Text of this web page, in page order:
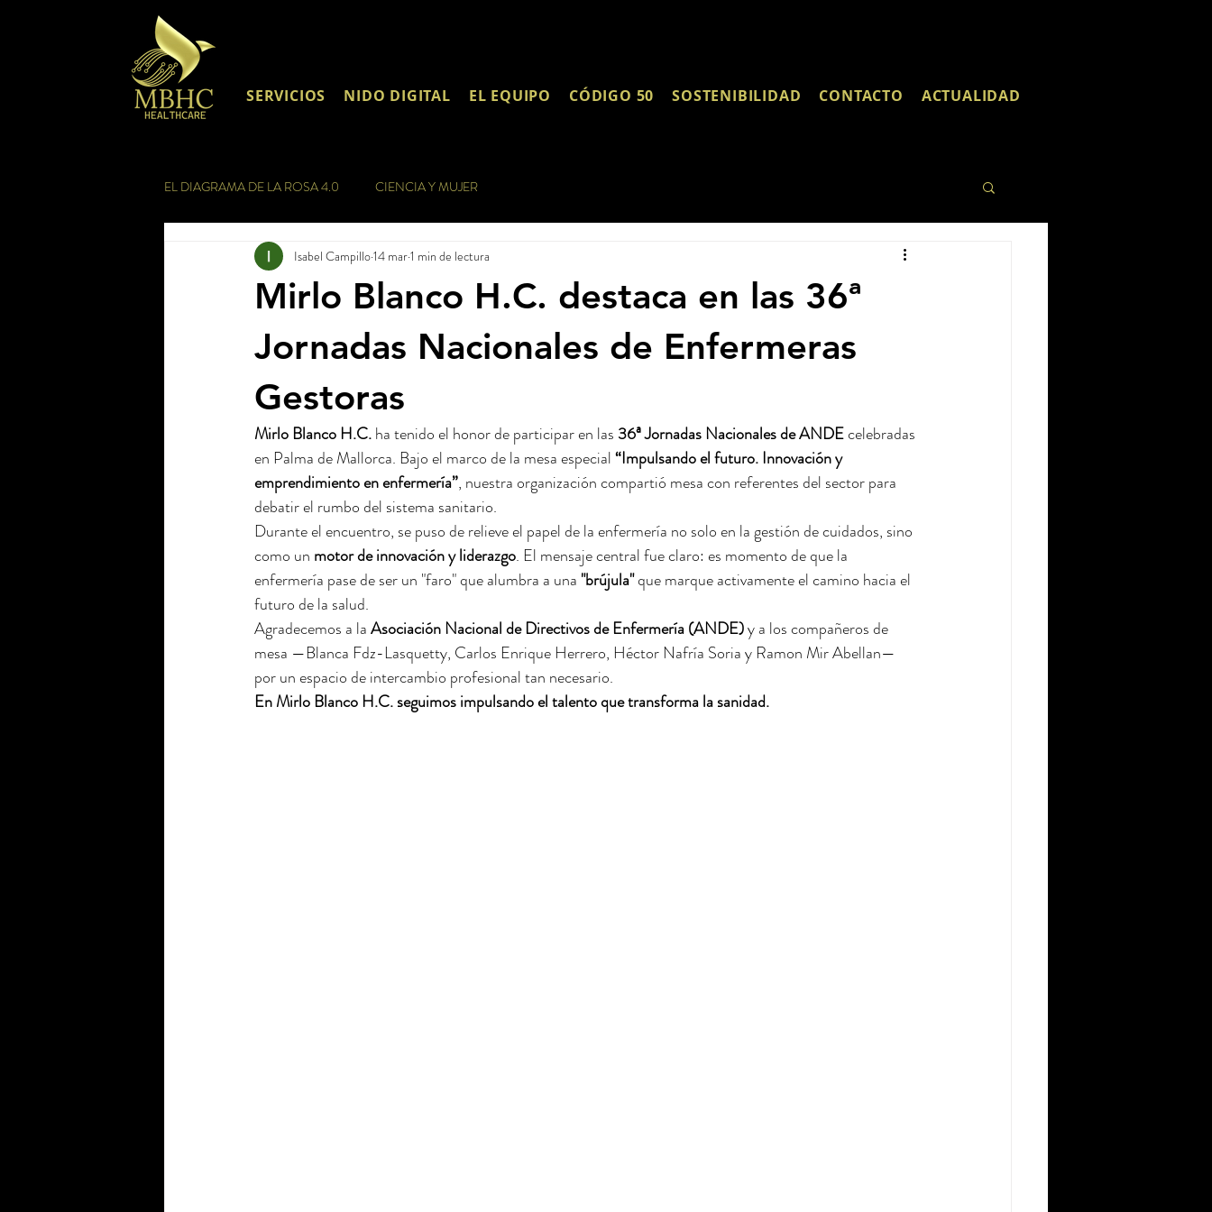
SERVICIOS NIDO DIGITAL EL EQUIPO CÓDIGO 50 SOSTENIBILIDAD CONTACTO ACTUALIDAD
EL DIAGRAMA DE LA ROSA 4.0 CIENCIA Y MUJER
Mirlo Blanco H.C. destaca en las 36ª
Jornadas Nacionales de Enfermeras
Gestoras
Isabel Campillo14 mar1 min de lectura
Mirlo Blanco H.C. ha tenido el honor de participar en las 36ª Jornadas Nacionales de ANDE celebradas
en Palma de Mallorca. Bajo el marco de la mesa especial “Impulsando el futuro. Innovación y
emprendimiento en enfermería”, nuestra organización compartió mesa con referentes del sector para
debatir el rumbo del sistema sanitario.
Durante el encuentro, se puso de relieve el papel de la enfermería no solo en la gestión de cuidados, sino
como un motor de innovación y liderazgo. El mensaje central fue claro: es momento de que la
enfermería pase de ser un "faro" que alumbra a una "brújula" que marque activamente el camino hacia el
futuro de la salud.
Agradecemos a la Asociación Nacional de Directivos de Enfermería (ANDE) y a los compañeros de
mesa —Blanca Fdz-Lasquetty, Carlos Enrique Herrero, Héctor Nafría Soria y Ramon Mir Abellan—
por un espacio de intercambio profesional tan necesario.
En Mirlo Blanco H.C. seguimos impulsando el talento que transforma la sanidad.